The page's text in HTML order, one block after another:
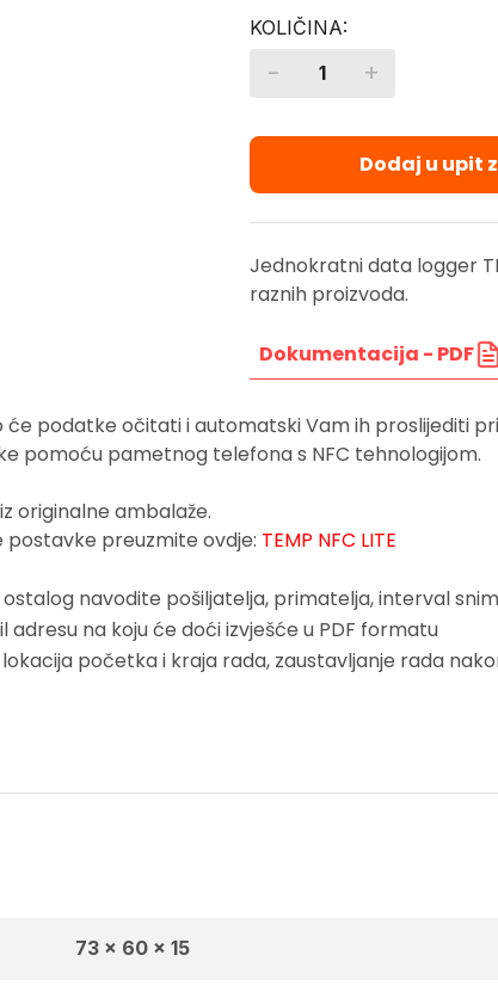
Quantity
- +
Dodaj u upit
Jednokratni data logger
raznih proizvoda.
Dokumentacija - PDF
podatke očitati i automatski Vam ih proslijediti
pomoću pametnog telefona s NFC tehnologijom.
iz originalne ambalaže.
postavke preuzmiteovdje: TEMP NFC LITE
navodite pošiljatelja, primatelja, interval
adresu na koju će doći izvješće u PDF formatu
početka i kraja rada, zaustavljanje rada
73 x 60 x 15